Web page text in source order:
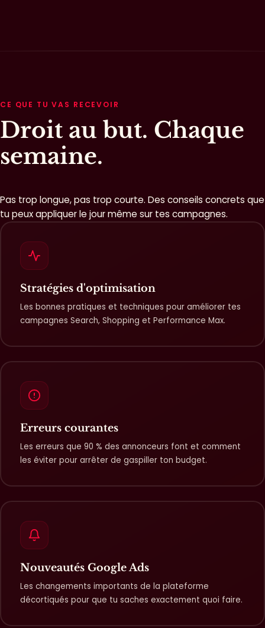
CE QUE TU VAS RECEVOIR
Droit au but. Chaque
semaine.
Pas trop longue, pas trop courte. Des conseils concrets que
tu peux appliquer le jour même sur tes campagnes.
Stratégies d'optimisation
Les bonnes pratiques et techniques pour améliorer tes
campagnes Search, Shopping et Performance Max.
Erreurs courantes
Les erreurs que 90 % des annonceurs font et comment
les éviter pour arrêter de gaspiller ton budget.
Nouveautés Google Ads
Les changements importants de la plateforme
décortiqués pour que tu saches exactement quoi faire.